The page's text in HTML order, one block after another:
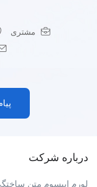
مشتری
درباره شرکت
لورم ایپسوم متن